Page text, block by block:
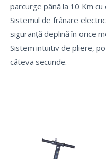
parcurge până la 10 Km cu
Sistemul de frânare
siguranță deplină în orice
Sistem intuitiv de pliere,
câteva secunde.